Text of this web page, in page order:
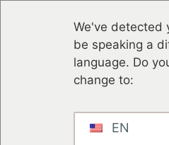
We've detected
be speaking a
language. Do
change to:
EN